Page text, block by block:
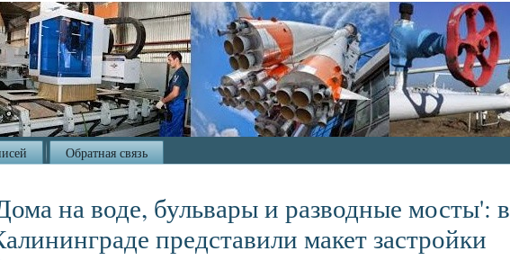
Обратная связь
на воде, бульвары и разводные мосты': в
представили макет застройки